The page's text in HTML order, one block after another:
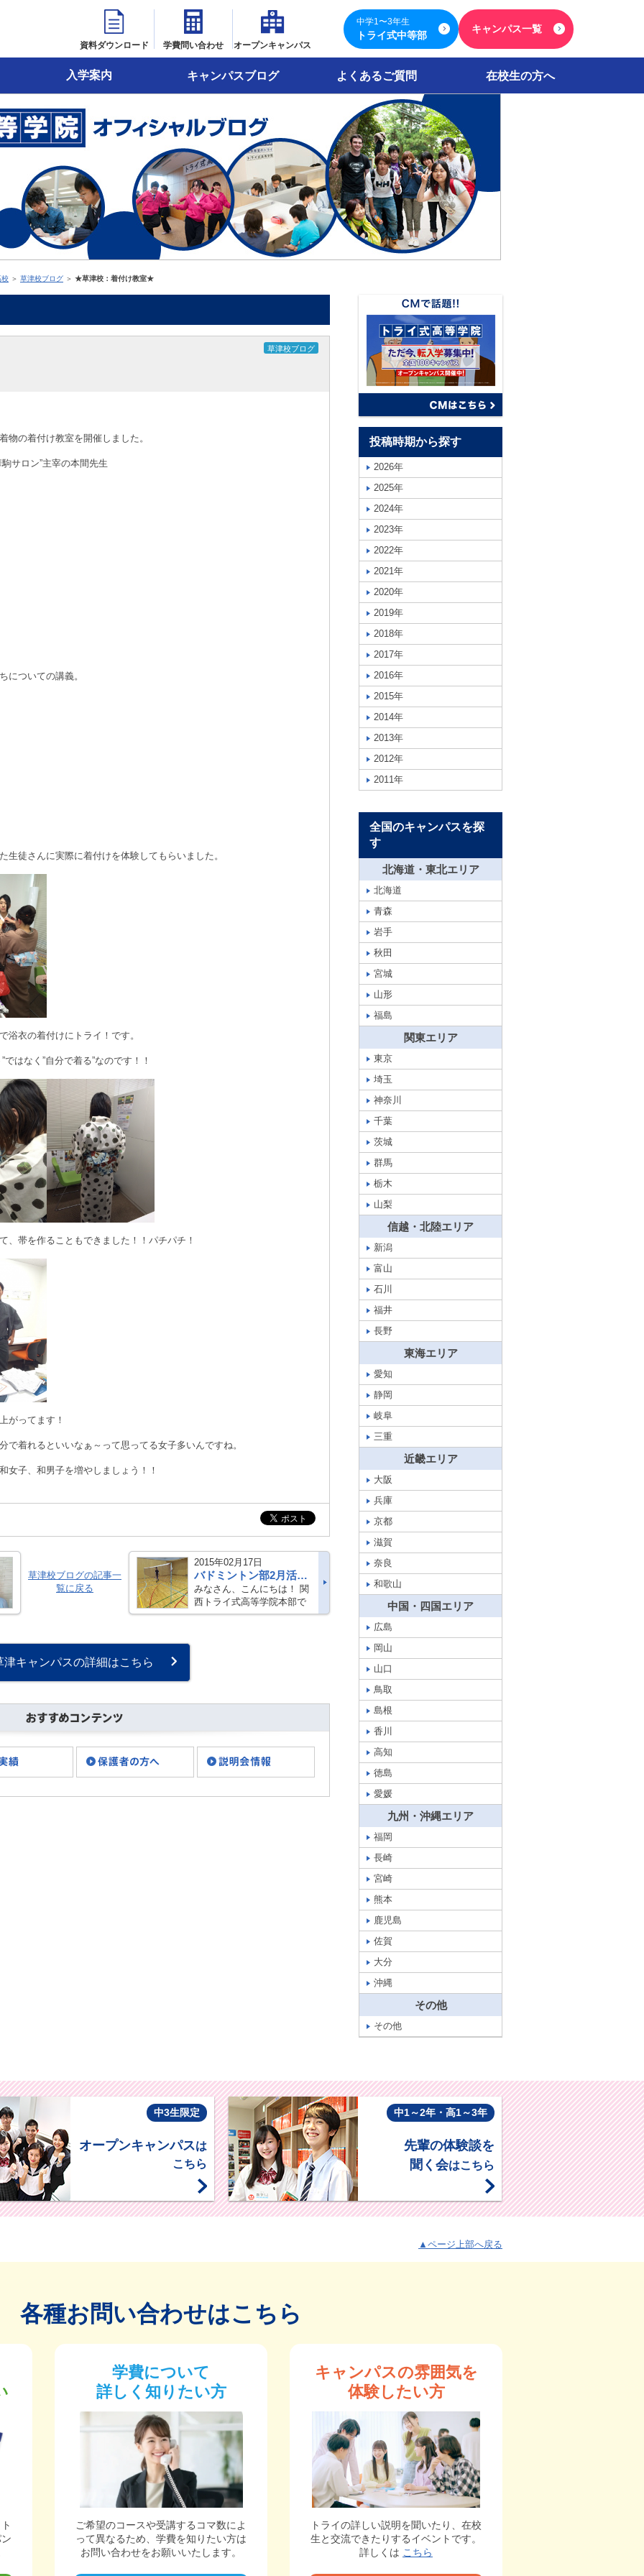
資料ダウンロード 学費問い合わせ オープンキャンパス
中学1〜3年生
トライ式中等部
キャンパス一覧
入学案内 キャンパスブログ よくあるご質問 在校生の方へ
校 ＞ 草津校ブログ ＞ ★草津校：着付け教室★
草津校ブログ
物の着付け教室を開催しました。
サロン”主宰の本間先生
についての講義。
生徒さんに実際に着付けを体験してもらいました。
浴衣の着付けにトライ！です。
はなく”自分で着る”なのです！！
、帯を作ることもできました！！パチパチ！
がってます！
で着れるといいなぁ～って思ってる女子多いんですね。
女子、和男子を増やしましょう！！
草津校ブログの記事一
覧に戻る
2015年02月17日
バドミントン部2月活動★
みなさん、こんにちは！ 関
西トライ式高等学院本部で
す。 先週、バドミントン部
津キャンパスの詳細はこちら
投稿時期から探す
2026年
2025年
2024年
2023年
2022年
2021年
2020年
2019年
2018年
2017年
2016年
2015年
2014年
2013年
2012年
2011年
全国のキャンパスを探
す
北海道・東北エリア
北海道
青森
岩手
秋田
宮城
山形
福島
関東エリア
東京
埼玉
神奈川
千葉
茨城
群馬
栃木
山梨
信越・北陸エリア
新潟
富山
石川
福井
長野
東海エリア
愛知
静岡
岐阜
三重
近畿エリア
大阪
兵庫
京都
滋賀
奈良
和歌山
中国・四国エリア
広島
岡山
山口
鳥取
島根
香川
高知
徳島
愛媛
九州・沖縄エリア
福岡
長崎
宮崎
熊本
鹿児島
佐賀
大分
沖縄
その他
その他
中3生限定
オープンキャンパスは
こちら
中1～2年・高1～3年
先輩の体験談を
聞く会はこちら
▲ページ上部へ戻る
各種お問い合わせはこちら
学費について
詳しく知りたい方
ご希望のコースや受講するコマ数によ
って異なるため、学費を知りたい方は
お問い合わせをお願いいたします。
キャンパスの雰囲気を
体験したい方
トライの詳しい説明を聞いたり、在校
生と交流できたりするイベントです。
詳しくは こちら